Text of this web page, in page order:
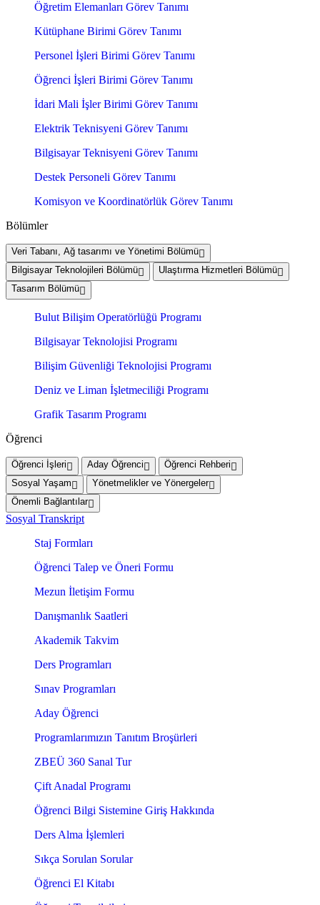
Öğretim Elemanları Görev Tanımı
Kütüphane Birimi Görev Tanımı
Personel İşleri Birimi Görev Tanımı
Öğrenci İşleri Birimi Görev Tanımı
İdari Mali İşler Birimi Görev Tanımı
Elektrik Teknisyeni Görev Tanımı
Bilgisayar Teknisyeni Görev Tanımı
Destek Personeli Görev Tanımı
Komisyon ve Koordinatörlük Görev Tanımı
Bölümler
Veri Tabanı, Ağ tasarımı ve Yönetimi Bölümü
Bilgisayar Teknolojileri Bölümü
Ulaştırma Hizmetleri Bölümü
Tasarım Bölümü
Bulut Bilişim Operatörlüğü Programı
Bilgisayar Teknolojisi Programı
Bilişim Güvenliği Teknolojisi Programı
Deniz ve Liman İşletmeciliği Programı
Grafik Tasarım Programı
Öğrenci
Öğrenci İşleri Aday Öğrenci
Öğrenci Rehberi
Sosyal Yaşam
Yönetmelikler ve Yönergeler
Önemli Bağlantılar
Sosyal Transkript
Staj Formları
Öğrenci Talep ve Öneri Formu
Mezun İletişim Formu
Danışmanlık Saatleri
Akademik Takvim
Ders Programları
Sınav Programları
Aday Öğrenci
Programlarımızın Tanıtım Broşürleri
ZBEÜ 360 Sanal Tur
Çift Anadal Programı
Öğrenci Bilgi Sistemine Giriş Hakkında
Ders Alma İşlemleri
Sıkça Sorulan Sorular
Öğrenci El Kitabı